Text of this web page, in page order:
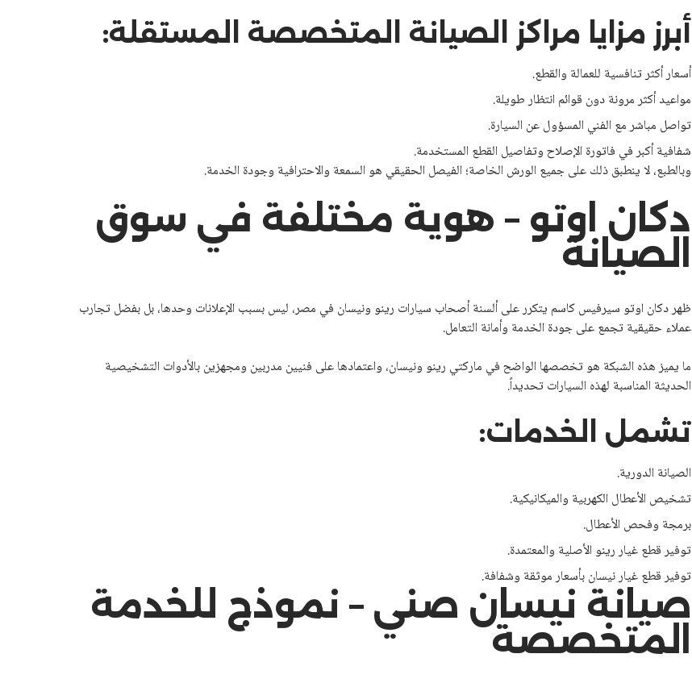
أبرز مزايا مراكز الصيانة المتخصصة المستقلة:
أسعار أكثر تنافسية للعمالة والقطع.
مواعيد أكثر مرونة دون قوائم انتظار طويلة.
تواصل مباشر مع الفني المسؤول عن السيارة.
شفافية أكبر في فاتورة الإصلاح وتفاصيل القطع المستخدمة.
وبالطبع، لا ينطبق ذلك على جميع الورش الخاصة؛ الفيصل الحقيقي هو السمعة والاحترافية وجودة الخدمة.
دكان اوتو – هوية مختلفة في سوق
الصيانة
ظهر دكان اوتو سيرفيس كاسم يتكرر على ألسنة أصحاب سيارات رينو ونيسان في مصر، ليس بسبب الإعلانات وحدها، بل بفضل تجارب
عملاء حقيقية تجمع على جودة الخدمة وأمانة التعامل.
ما يميز هذه الشبكة هو تخصصها الواضح في ماركتي رينو ونيسان، واعتمادها على فنيين مدربين ومجهزين بالأدوات التشخيصية
الحديثة المناسبة لهذه السيارات تحديداً.
تشمل الخدمات:
الصيانة الدورية.
تشخيص الأعطال الكهربية والميكانيكية.
برمجة وفحص الأعطال.
توفير قطع غيار رينو الأصلية والمعتمدة.
توفير قطع غيار نيسان بأسعار موثقة وشفافة.
صيانة نيسان صني – نموذج للخدمة
المتخصصة